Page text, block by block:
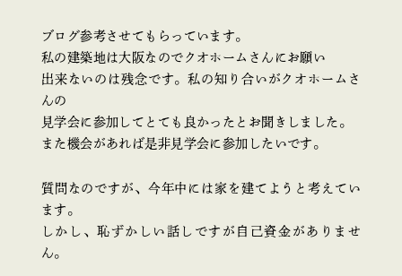
ブログ参考させてもらっています。
私の建築地は大阪なのでクオホームさんにお願い
出来ないのは残念です。私の知り合いがクオホームさ
んの
見学会に参加してとても良かったとお聞きしました。
また機会があれば是非見学会に参加したいです。
質問なのですが、今年中には家を建てようと考えてい
ます。
しかし、恥ずかしい話しですが自己資金がありませ
ん。